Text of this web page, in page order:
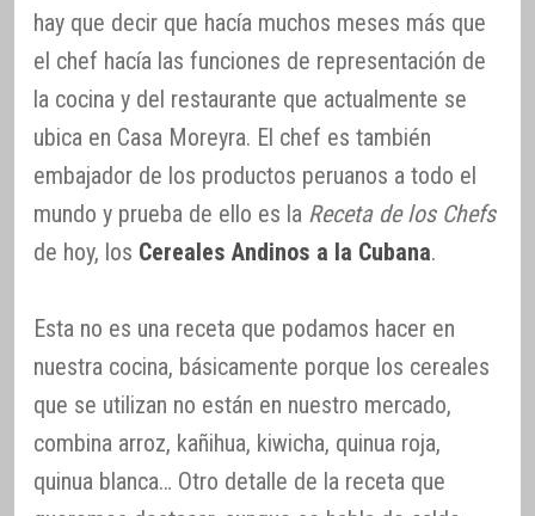
hay que decir que hacía muchos meses más que
el chef hacía las funciones de representación de
la cocina y del restaurante que actualmente se
ubica en Casa Moreyra. El chef es también
embajador de los productos peruanos a todo el
mundo y prueba de ello es la Receta de los Chefs
de hoy, los Cereales Andinos a la Cubana.
Esta no es una receta que podamos hacer en
nuestra cocina, básicamente porque los cereales
que se utilizan no están en nuestro mercado,
combina arroz, kañihua, kiwicha, quinua roja,
quinua blanca… Otro detalle de la receta que